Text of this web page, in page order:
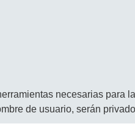
necesarias para
de usuario, serán